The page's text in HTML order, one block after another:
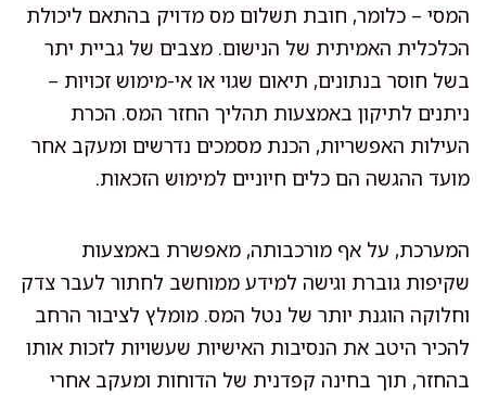
המסי – כלומר, חובת תשלום מס מדויק בהתאם ליכולת
הכלכלית האמיתית של הנישום. מצבים של גביית יתר
בשל חוסר בנתונים, תיאום שגוי או אי-מימוש זכויות –
ניתנים לתיקון באמצעות תהליך החזר המס. הכרת
העילות האפשריות, הכנת מסמכים נדרשים ומעקב אחר
מועד ההגשה הם כלים חיוניים למימוש הזכאות.
המערכת, על אף מורכבותה, מאפשרת באמצעות
שקיפות גוברת וגישה למידע ממוחשב לחתור לעבר צדק
וחלוקה הוגנת יותר של נטל המס. מומלץ לציבור הרחב
להכיר היטב את הנסיבות האישיות שעשויות לזכות אותו
בהחזר, תוך בחינה קפדנית של הדוחות ומעקב אחרי